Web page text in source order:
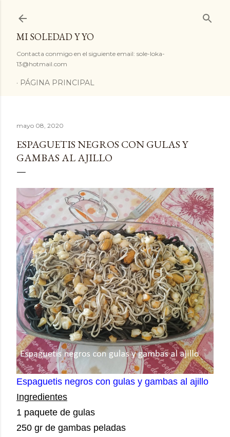
MI SOLEDAD Y YO
Contacta conmigo en el siguiente email: sole-loka-
13@hotmail.com
PÁGINA PRINCIPAL
mayo 08, 2020
ESPAGUETIS NEGROS CON GULAS Y
GAMBAS AL AJILLO
Espaguetis negros con gulas y gambas al ajillo
Ingredientes
1 paquete de gulas
250 gr de gambas peladas